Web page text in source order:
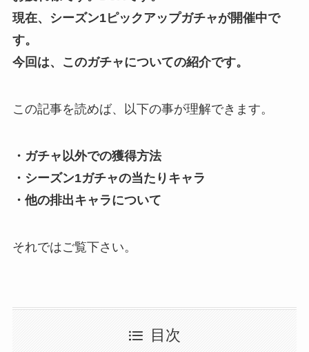
現在、シーズン1ピックアップガチャが開催中で
す。
今回は、このガチャについての紹介です。
この記事を読めば、以下の事が理解できます。
・ガチャ以外での獲得方法
・シーズン1ガチャの当たりキャラ
・他の排出キャラについて
それではご覧下さい。
目次